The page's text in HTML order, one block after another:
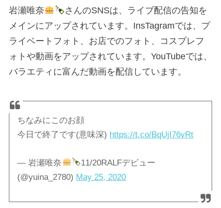
岩瀬唯奈
さんのSNSは、ライブ配信の告知を
メインにアップされています。InsTagramでは、プ
ライベートフォト、お店でのフォト、コスプレフ
ォトや動画をアップされています。YouTubeでは、
バラエティに富んだ動画を配信しています。
ちなみにこのお顔
今日で終了です(意味深) https://t.co/BqUjI76vRt
— 岩瀬唯奈
11/20RALFデビュー
(@yuina_2780) May 25, 2020